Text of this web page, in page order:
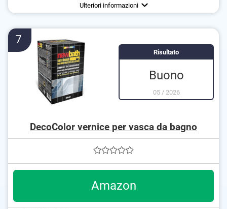
Nero
Ulteriori informazioni
7
Risultato
Buono
05/ 2026
DecoColor vernice per vasca da bagno
Amazon